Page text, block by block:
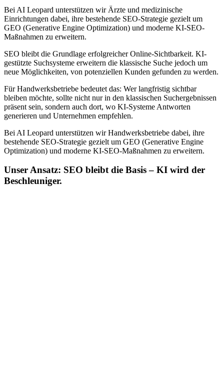
Bei AI Leopard unterstützen wir Ärzte und medizinische
Einrichtungen dabei, ihre bestehende SEO-Strategie gezielt um
GEO (Generative Engine Optimization) und moderne KI-SEO-
Maßnahmen zu erweitern.
SEO bleibt die Grundlage erfolgreicher Online-Sichtbarkeit. KI-
gestützte Suchsysteme erweitern die klassische Suche jedoch um
neue Möglichkeiten, von potenziellen Kunden gefunden zu werden.
Für Handwerksbetriebe bedeutet das: Wer langfristig sichtbar
bleiben möchte, sollte nicht nur in den klassischen Suchergebnissen
präsent sein, sondern auch dort, wo KI-Systeme Antworten
generieren und Unternehmen empfehlen.
Bei AI Leopard unterstützen wir Handwerksbetriebe dabei, ihre
bestehende SEO-Strategie gezielt um GEO (Generative Engine
Optimization) und moderne KI-SEO-Maßnahmen zu erweitern.
Unser Ansatz: SEO bleibt die Basis – KI wird der
Beschleuniger.